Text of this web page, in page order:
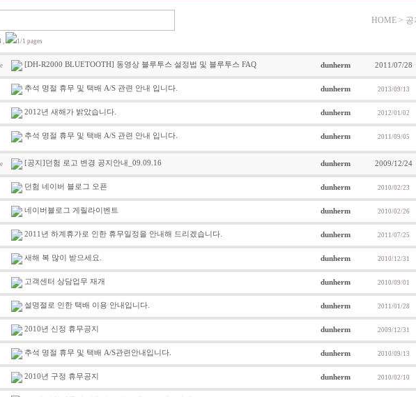
HOME > 공
, 1/1 pages
[DH-R2000 BLUETOOTH] 동영상 블루투스 설정법 및 블루투스 FAQ dunherm 2011/07/28
추석 명절 휴무 및 택배 A/S 관련 안내 입니다. dunherm 2013/09/13
2012년 새해가 밝았습니다. dunherm 2012/01/02
추석 명절 휴무 및 택배 A/S 관련 안내 입니다. dunherm 2011/09/05
[공지]던험 로고 변경 공지안내_09.09.16 dunherm 2009/12/24
던험 네이버 블로그 오픈 dunherm 2010/02/23
네이버블로그 게릴라이벤트 dunherm 2010/02/26
2011년 하계휴가로 인한 휴무일정을 안내해 드리겠습니다. dunherm 2011/07/25
새해 복 많이 받으세요. dunherm 2010/12/31
고객센터 상담업무 재개 dunherm 2010/09/01
설명절로 인한 택배 이용 안내입니다. dunherm 2011/01/28
2010년 신정 휴무공지 dunherm 2009/12/31
추석 명절 휴무 및 택배 A/S관련안내입니다. dunherm 2010/09/13
2010년 구정 휴무공지 dunherm 2010/02/10